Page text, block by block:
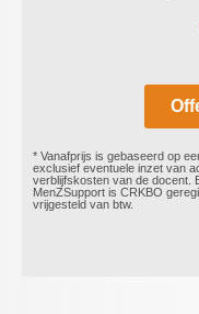
* Vanafprijs is gebaseerd op
exclusief eventuele inzet van
verblijfskosten van de docent.
MenZSupport is CRKBO
vrijgesteld van btw.